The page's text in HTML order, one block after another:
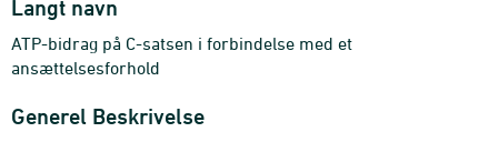
Langt navn
ATP-bidrag på C-satsen i forbindelse med et
ansættelsesforhold
Generel Beskrivelse